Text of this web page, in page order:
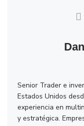
Senior Trader e
Estados Unidos
experiencia en
y estratégica.